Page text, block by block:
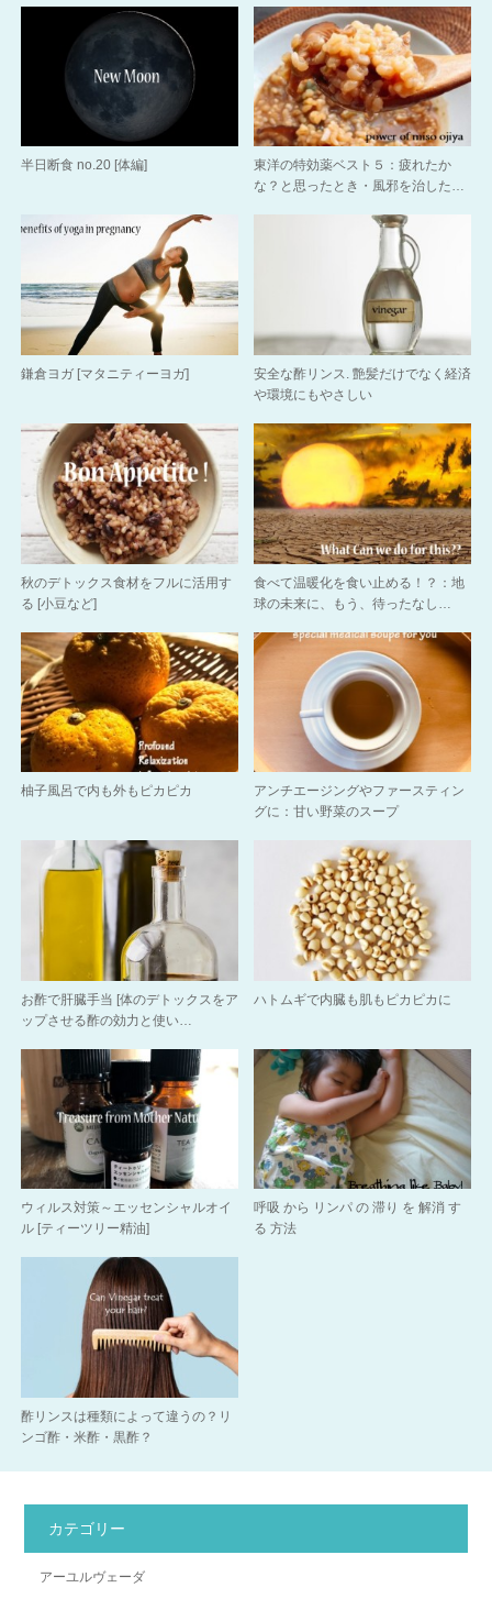
半日断食 no.20 [体編]
東洋の特効薬ベスト５：疲れたか
な？と思ったとき・風邪を治した…
鎌倉ヨガ [マタニティーヨガ]
安全な酢リンス. 艶髪だけでなく経済
や環境にもやさしい
秋のデトックス食材をフルに活用す
る [小豆など]
食べて温暖化を食い止める！？：地
球の未来に、もう、待ったなし…
柚子風呂で内も外もピカピカ
アンチエージングやファースティン
グに：甘い野菜のスープ
お酢で肝臓手当 [体のデトックスをア
ップさせる酢の効力と使い…
ハトムギで内臓も肌もピカピカに
ウィルス対策～エッセンシャルオイ
ル [ティーツリー精油]
呼吸 から リンパ の 滞り を 解消 す
る 方法
酢リンスは種類によって違うの？リ
ンゴ酢・米酢・黒酢？
カテゴリー
アーユルヴェーダ